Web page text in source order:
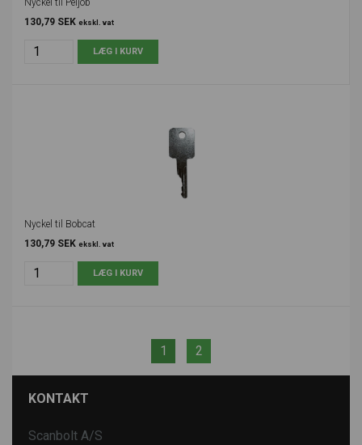
130,79 SEK ekskl. vat
Nyckel til Bobcat
130,79 SEK ekskl. vat
1 2
KONTAKT
Scanbolt A/S